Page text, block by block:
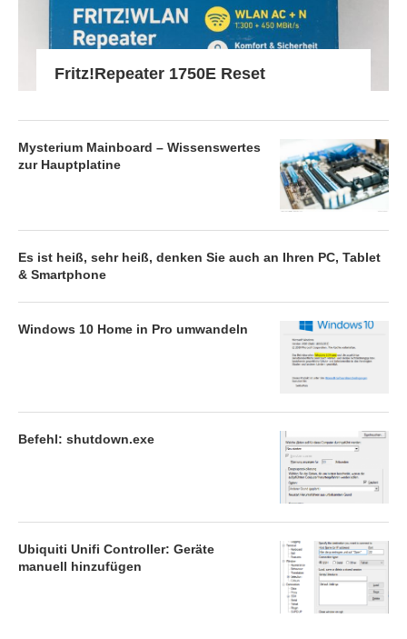
Fritz!Repeater 1750E Reset
Mysterium Mainboard – Wissenswertes
zur Hauptplatine
Es ist heiß, sehr heiß, denken Sie auch an Ihren PC, Tablet
& Smartphone
Windows 10 Home in Pro umwandeln
Befehl: shutdown.exe
Ubiquiti Unifi Controller: Geräte
manuell hinzufügen